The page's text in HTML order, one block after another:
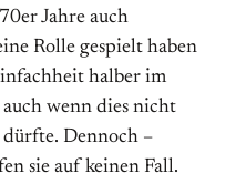
Jahre auch
Rolle gespielt haben
halber im
wenn dies nicht
dürfte. Dennoch –
sie auf keinen Fall.